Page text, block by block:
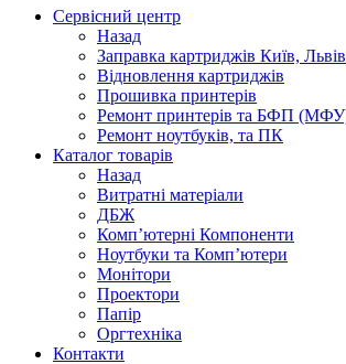
Сервісний центр
Назад
Заправка картриджів Київ, Львів
Відновлення картриджів
Прошивка принтерів
Ремонт принтерів та БФП
Ремонт ноутбуків, та ПК
Каталог товарів
Назад
Витратні матеріали
ДБЖ
Комп’ютерні Компоненти
Ноутбуки та Комп’ютери
Монітори
Проектори
Папір
Оргтехніка
Контакти